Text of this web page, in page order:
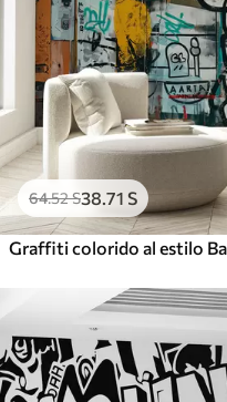
64.52S38 .71 S
Graffiti colorido al estilo